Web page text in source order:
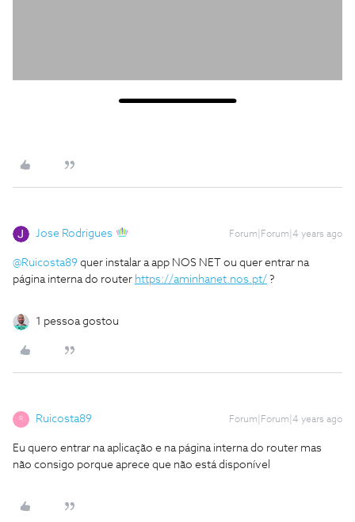
Jose Rodrigues Forum|Forum|4 years ago
@Ruicosta89 quer instalar a app NOS NET ou quer entrar na
página interna do router https://aminhanet.nos.pt/ ?
1 pessoa gostou
R Ruicosta89 Forum|Forum|4 years ago
Eu quero entrar na aplicação e na página interna do router mas
não consigo porque aprece que não está disponível